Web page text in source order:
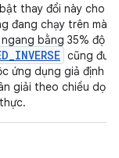
thay đổi này cho
đang chạy trên màn
bằng 35% độ
cũng
ứng dụng giả định
giải theo chiều dọc